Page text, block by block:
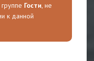
Гости , не
к данной